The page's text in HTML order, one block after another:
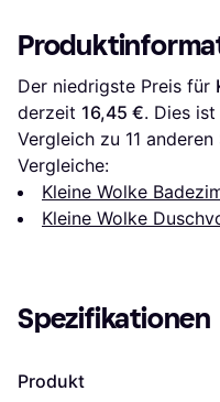
Der niedrigste Preis für
derzeit 16,45 €. Dies
Vergleich zu 11 anderen
Vergleiche:
Kleine Wolke
Kleine Wolke
Spezifikationen
Produkt